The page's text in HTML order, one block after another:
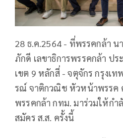
28 ธ.ค.2564 - ที่พรรคกล้า
ภักดี เลขาธิการพรรคกล้า ป
เขต 9 หลักสี่ - จตุจักร กรุงเ
รณ์ จาติกวณิช หัวหน้าพรรค
พรรคกล้า กทม. มาร่วมให้กำ
สมัคร ส.ส. ครั้งนี้